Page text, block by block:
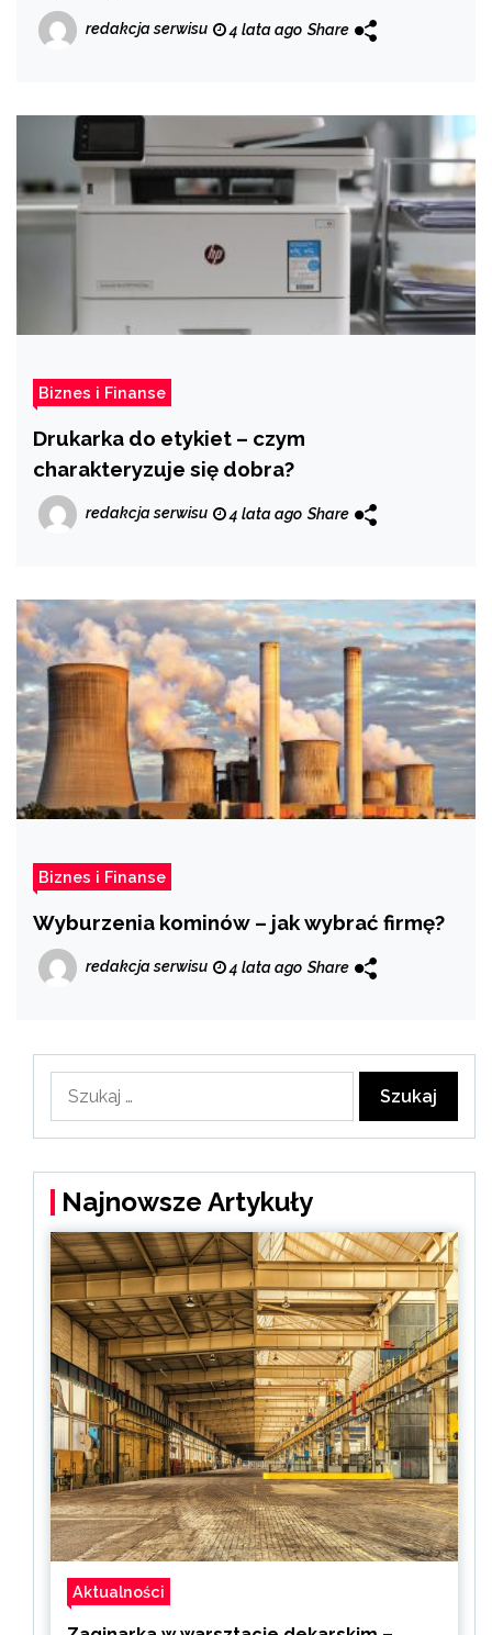
redakcja serwisu 4 lata ago Share
Biznes i Finanse
Drukarka do etykiet – czym
charakteryzuje się dobra?
redakcja serwisu 4 lata ago Share
Biznes i Finanse
Wyburzenia kominów – jak wybrać firmę?
redakcja serwisu 4 lata ago Share
Najnowsze Artykuły
Aktualności